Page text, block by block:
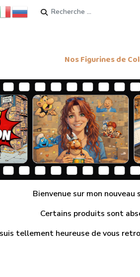
Rechercher
Nos Figurines de
Bienvenue sur mon
Certains produits sont
tellement heureuse de vous